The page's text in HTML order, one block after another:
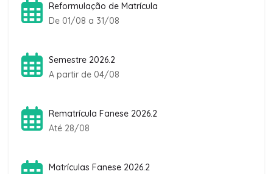
Reformulação de Matrícula
De 01/08 a 31/08
Semestre 2026.2
A partir de 04/08
Rematrícula Fanese 2026.2
Até 28/08
Matrículas Fanese 2026.2